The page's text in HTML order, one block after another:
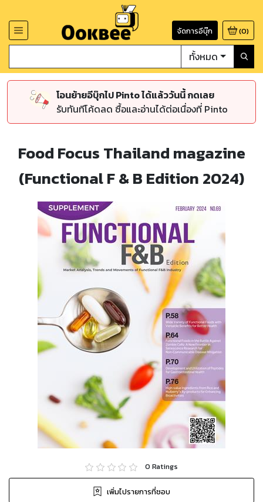
จัดการอีบุ๊ก (0)
ทั้งหมด
โอนย้ายอีบุ๊กไป Pinto ได้แล้ววันนี้ กดเลย
รับทันทีโค้ดลด ซื้อและอ่านได้ต่อเนื่องที่ Pinto
Food Focus Thailand magazine
(Functional F & B Edition 2024)
0 Ratings
เพิ่มไปรายการที่ชอบ